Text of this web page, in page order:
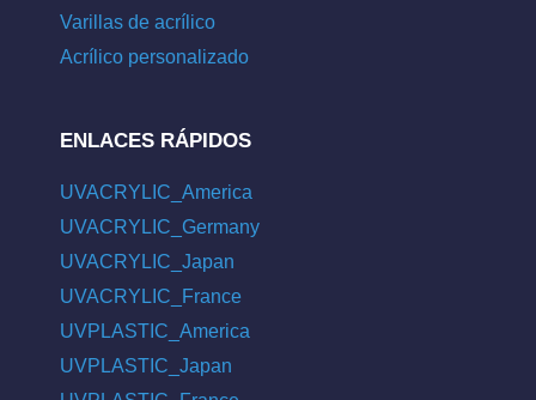
Varillas de acrílico
Acrílico personalizado
ENLACES RÁPIDOS
UVACRYLIC_America
UVACRYLIC_Germany
UVACRYLIC_Japan
UVACRYLIC_France
UVPLASTIC_America
UVPLASTIC_Japan